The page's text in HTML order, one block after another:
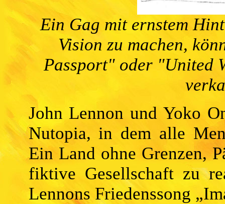
Ein Gag mit ernstem
Vision zu machen,
Passport" oder "United
John Lennon und Yoko
Nutopia, in dem alle
Ein Land ohne Grenzen,
fiktive Gesellschaft zu
Lennons Friedenssong